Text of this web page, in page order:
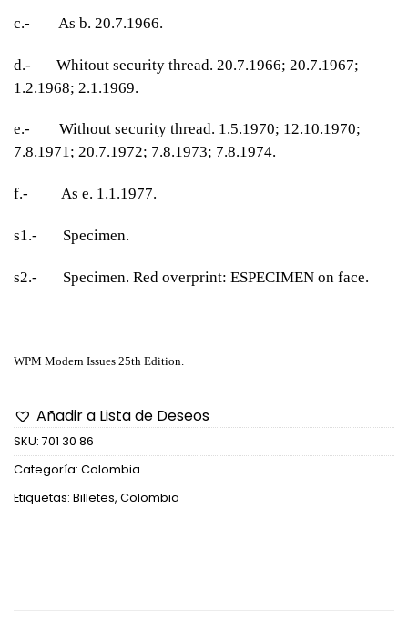
c.- As b. 20.7.1966.
d.- Whitout security thread. 20.7.1966; 20.7.1967;
1.2.1968; 2.1.1969.
e.- Without security thread. 1.5.1970; 12.10.1970;
7.8.1971; 20.7.1972; 7.8.1973; 7.8.1974.
f.- As e. 1.1.1977.
s1.- Specimen.
s2.- Specimen. Red overprint: ESPECIMEN on face.
WPM Modern Issues 25th Edition.
Añadir a Lista de Deseos
SKU: 701 30 86
Categoría: Colombia
Etiquetas: Billetes, Colombia